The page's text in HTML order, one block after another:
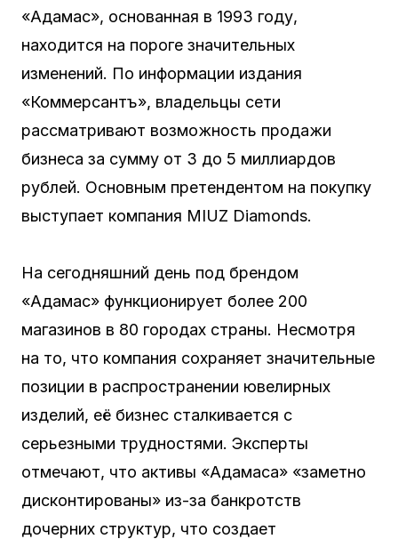
«Адамас», основанная в 1993 году,
находится на пороге значительных
изменений. По информации издания
«Коммерсантъ», владельцы сети
рассматривают возможность продажи
бизнеса за сумму от 3 до 5 миллиардов
рублей. Основным претендентом на покупку
выступает компания MIUZ Diamonds.
На сегодняшний день под брендом
«Адамас» функционирует более 200
магазинов в 80 городах страны. Несмотря
на то, что компания сохраняет значительные
позиции в распространении ювелирных
изделий, её бизнес сталкивается с
серьезными трудностями. Эксперты
отмечают, что активы «Адамаса» «заметно
дисконтированы» из-за банкротств
дочерних структур, что создает